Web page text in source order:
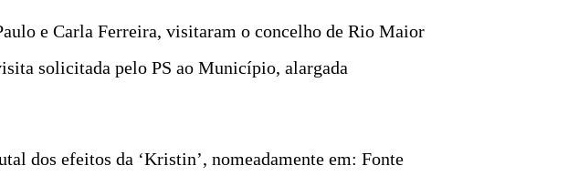
e Carla Ferreira, visitaram o concelho de Rio Maior
solicitada pelo PS ao Município, alargada
dos efeitos da ‘Kristin’, nomeadamente em: Fonte